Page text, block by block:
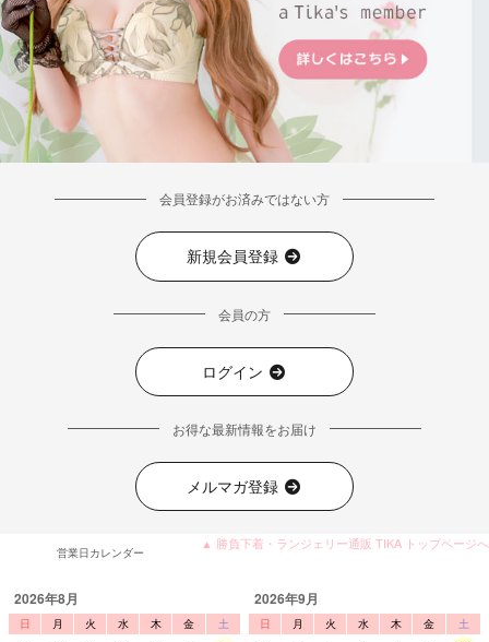
会員登録がお済みではない方
新規会員登録
会員の方
ログイン
お得な最新情報をお届け
メルマガ登録
▲ 勝負下着・ランジェリー通販 TIKA トップページへ
営業日カレンダー
2026年8月
日 月 火 水 木 金
土
2026年9月
日 月 火 水 木 金
土